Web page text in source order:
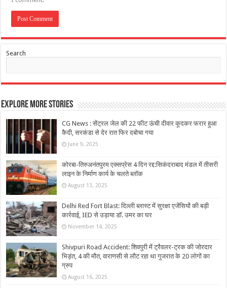
Search
Explore More Stories
CG News : सेंट्रल जेल की 22 फीट ऊंची दीवार कूदकर फरार हुआ
कैदी, सरकंडा से देर रात फिर दबोचा गया
June 9, 2025
कोरबा-तिरुअनंतपुरम एक्सप्रेस 4 दिन रद्द:सिकंदराबाद मंडल में तीसरी
लाइन के निर्माण कार्य के चलते ब्लॉक
August 13, 2025
Delhi Red Fort Blast: दिल्ली ब्लास्ट में सुरक्षा एजेंसियों की बड़ी
कार्रवाई, IED से उड़ाया डॉ. उमर का घर
November 14, 2025
Shivpuri Road Accident: शिवपुरी में ट्रैवलर-ट्रक की जोरदार
भिड़ंत, 4 की मौत, वाराणसी से लौट रहा था गुजरात के 20 लोगों का
ग्रुप
August 16, 2025